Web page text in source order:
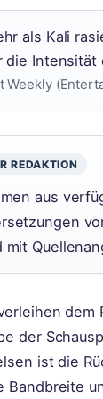
als Kali
Intensität
REDAKTION
aus
mit
der
ist die
Bandbreite